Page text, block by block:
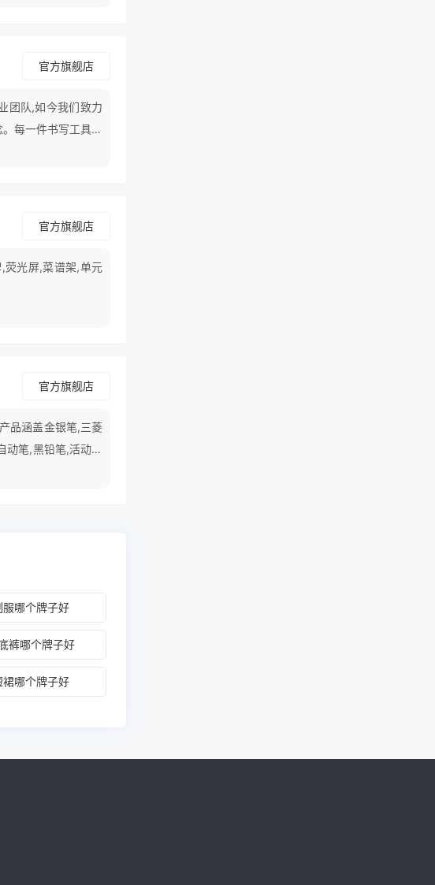
官方旗舰店
团队,如今我们致力
每一件书写工具的
官方旗舰店
荧光屏,菜谱架,单元
官方旗舰店
品涵盖金银笔,三菱
动笔,黑铅笔,活动铅
服哪个牌子好
裤哪个牌子好
裙哪个牌子好